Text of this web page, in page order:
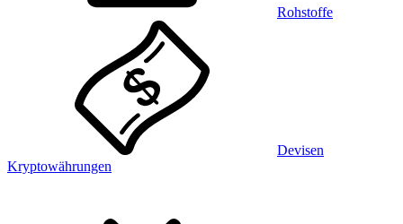
Rohstoffe
Devisen
Kryptowährungen